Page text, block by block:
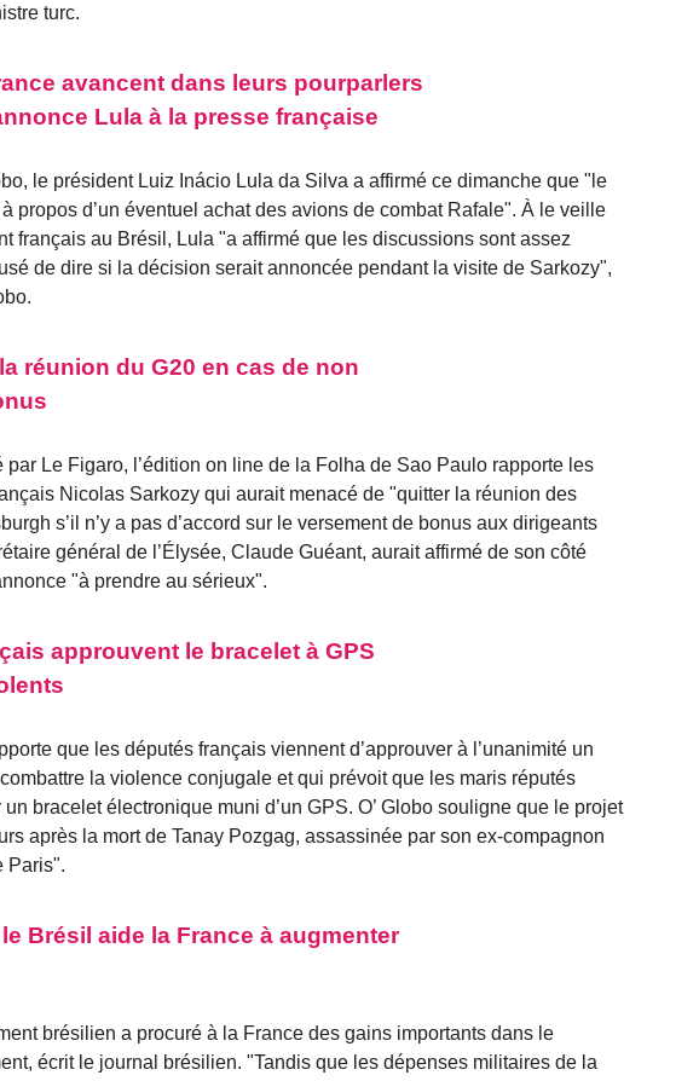
turc.
avancent dans leurs pourparlers
Lula à la presse française
le président Luiz Inácio Lula da Silva a affirmé ce dimanche que "le
propos d’un éventuel achat des avions de combat Rafale". À le veille
français au Brésil, Lula "a affirmé que les discussions sont assez
de dire si la décision serait annoncée pendant la visite de Sarkozy",
réunion du G20 en cas de non
Le Figaro, l’édition on line de la Folha de Sao Paulo rapporte les
Nicolas Sarkozy qui aurait menacé de "quitter la réunion des
s’il n’y a pas d’accord sur le versement de bonus aux dirigeants
général de l’Élysée, Claude Guéant, aurait affirmé de son côté
"à prendre au sérieux".
approuvent le bracelet à GPS
que les députés français viennent d’approuver à l’unanimité un
la violence conjugale et qui prévoit que les maris réputés
bracelet électronique muni d’un GPS. O’ Globo souligne que le projet
après la mort de Tanay Pozgag, assassinée par son ex-compagnon
Paris".
Brésil aide la France à augmenter
brésilien a procuré à la France des gains importants dans le
écrit le journal brésilien. "Tandis que les dépenses militaires de la